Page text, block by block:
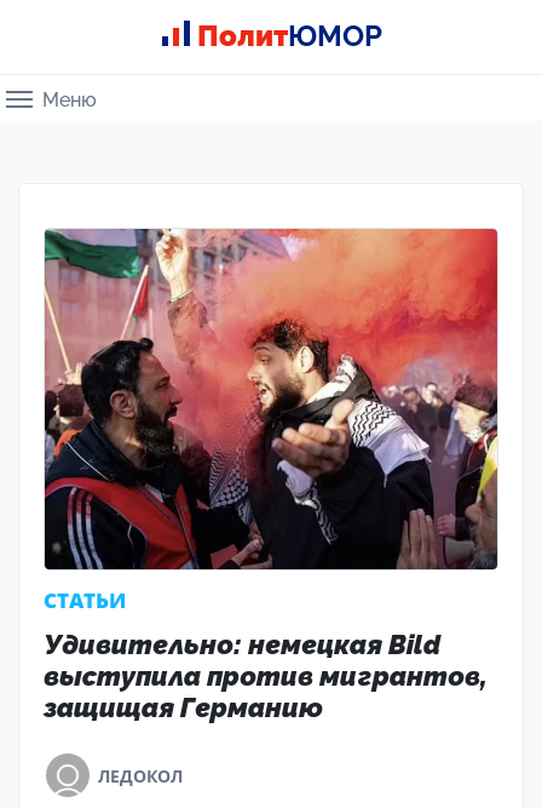
ПолитЮМОР
Меню
CТАТЬИ
Удивительно: немецкая Bild
выступила против мигрантов,
защищая Германию
ЛЕДОКОЛ